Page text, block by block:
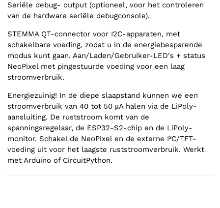
Seriële debug- output (optioneel, voor het controleren
van de hardware seriële debugconsole).
STEMMA QT-connector voor I2C-apparaten, met
schakelbare voeding, zodat u in de energiebesparende
modus kunt gaan. Aan/Laden/Gebruiker-LED's + status
NeoPixel met pingestuurde voeding voor een laag
stroomverbruik.
Energiezuinig! In de diepe slaapstand kunnen we een
stroomverbruik van 40 tot 50 μA halen via de LiPoly-
aansluiting. De ruststroom komt van de
spanningsregelaar, de ESP32-S2-chip en de LiPoly-
monitor. Schakel de NeoPixel en de externe I²C/TFT-
voeding uit voor het laagste ruststroomverbruik. Werkt
met Arduino of CircuitPython.